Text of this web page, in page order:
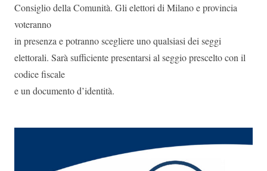
Consiglio della Comunità. Gli elettori di Milano e provincia
voteranno
in presenza e potranno scegliere uno qualsiasi dei seggi
elettorali. Sarà sufficiente presentarsi al seggio prescelto con il
codice fiscale
e un documento d’identità.